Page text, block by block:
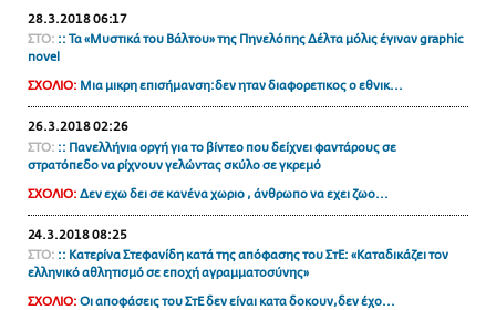
28.3.2018 06:17
ΣΤΟ: :: Τα «Μυστικά του Βάλτου» της Πηνελόπης Δέλτα μόλις έγιναν graphic
novel
ΣΧΟΛΙΟ: Μια μικρη επισήμανση:δεν ηταν διαφορετικος ο εθνικ...
26.3.2018 02:26
ΣΤΟ: :: Πανελλήνια οργή για το βίντεο που δείχνει φαντάρους σε
στρατόπεδο να ρίχνουν γελώντας σκύλο σε γκρεμό
ΣΧΟΛΙΟ: Δεν εχω δει σε κανένα χωριο , άνθρωπο να εχει ζωο...
24.3.2018 08:25
ΣΤΟ: :: Κατερίνα Στεφανίδη κατά της απόφασης του ΣτΕ: «Καταδικάζει τον
ελληνικό αθλητισμό σε εποχή αγραμματοσύνης»
ΣΧΟΛΙΟ: Οι αποφάσεις του ΣτΕ δεν είναι κατα δοκουν,δεν έχο...